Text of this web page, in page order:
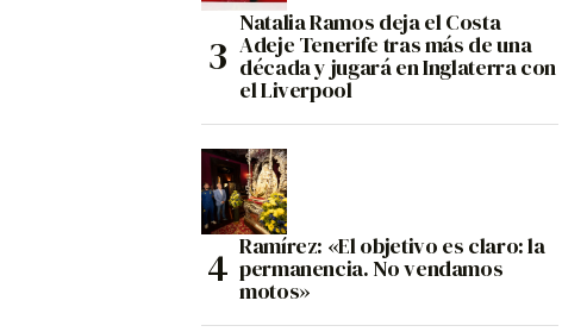
Natalia Ramos deja el Costa
Adeje Tenerife tras más de una
década y jugará en Inglaterra con
el Liverpool
Ramírez: «El objetivo es claro: la
permanencia. No vendamos
motos»